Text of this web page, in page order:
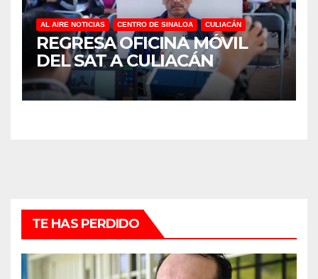
AL AIRE NOTICIAS CENTRO DE SINALOA CULIACÁN
REGRESA OFICINA MÓVIL
DEL SAT A CULIACÁN
TE HAS PERDIDO